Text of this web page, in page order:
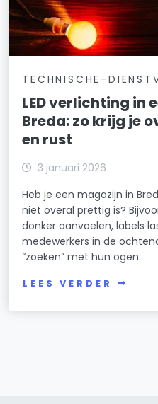
TECHNISCHE-
LED verlichting in
Breda: zo krijg je
en rust
3 januari 2026
Heb je een magazijn in
niet overal prettig is?
donker aanvoelen, labels
medewerkers in de
“zoeken” met hun ogen.
LEES VERDER